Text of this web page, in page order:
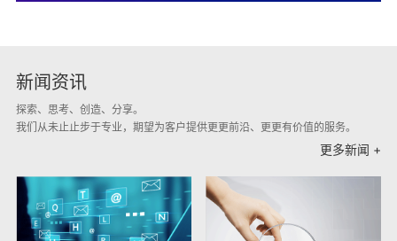
新闻资讯
探索、思考、创造、分享。
我们从未⽌止步于专业，期望为客户提供更更前沿、更更有价值的服务。
更多新闻 +